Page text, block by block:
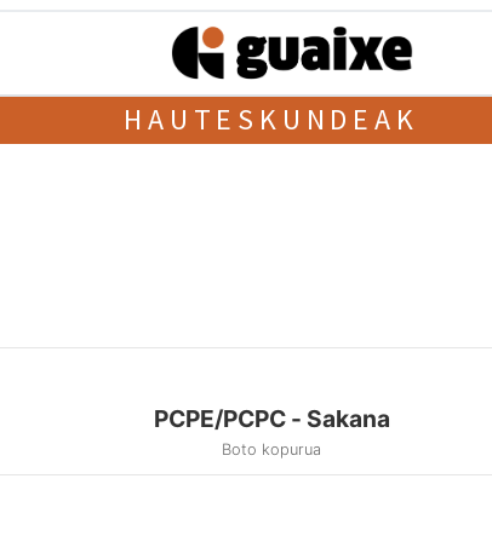
HAUTESKUNDEAK
PCPE/PCPC - Sakana
Boto kopurua